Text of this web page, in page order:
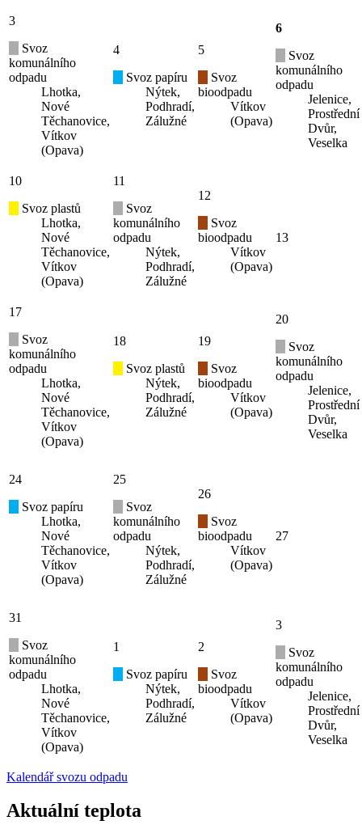
3
Svoz
komunálního
odpadu
Lhotka,
Nové
Těchanovice,
Vítkov
(Opava)
4
Svoz papíru
Nýtek,
Podhradí,
Zálužné
5
Svoz
bioodpadu
Vítkov
(Opava)
6
Svoz
komunálního
odpadu
Jelenice,
Prostřední
Dvůr,
Veselka
10
Svoz plastů
Lhotka,
Nové
Těchanovice,
Vítkov
(Opava)
11
Svoz
komunálního
odpadu
Nýtek,
Podhradí,
Zálužné
12
Svoz
bioodpadu
Vítkov
(Opava)
13
17
Svoz
komunálního
odpadu
Lhotka,
Nové
Těchanovice,
Vítkov
(Opava)
18
Svoz plastů
Nýtek,
Podhradí,
Zálužné
19
Svoz
bioodpadu
Vítkov
(Opava)
20
Svoz
komunálního
odpadu
Jelenice,
Prostřední
Dvůr,
Veselka
24
Svoz papíru
Lhotka,
Nové
Těchanovice,
Vítkov
(Opava)
25
Svoz
komunálního
odpadu
Nýtek,
Podhradí,
Zálužné
26
Svoz
bioodpadu
Vítkov
(Opava)
27
31
Svoz
komunálního
odpadu
Lhotka,
Nové
Těchanovice,
Vítkov
(Opava)
1
Svoz papíru
Nýtek,
Podhradí,
Zálužné
2
Svoz
bioodpadu
Vítkov
(Opava)
3
Svoz
komunálního
odpadu
Jelenice,
Prostřední
Dvůr,
Veselka
Kalendář svozu odpadu
Aktuální teplota